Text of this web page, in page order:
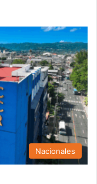
Nacionales